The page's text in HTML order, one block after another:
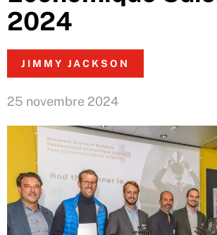
2024
JIMMY JACKSON
25 novembre 2024